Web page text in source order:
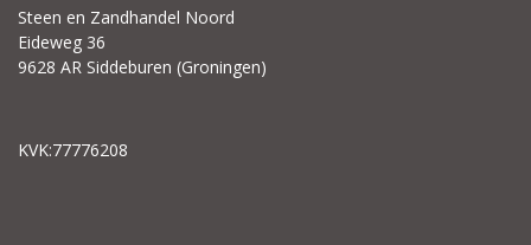
Steen en Zandhandel Noord
Eideweg 36
9628 AR Siddeburen (Groningen)
KVK:77776208